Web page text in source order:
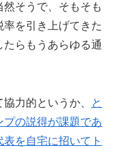
そうで、そもそも
率を引き上げてきた
らもうあらゆる通
力的というか、
と
プの説得が課題であ
を自宅に招いてト